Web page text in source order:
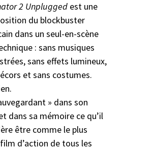
2 Unplugged est une
du blockbuster
dans un seul-en-scène
: sans musiques
sans effets lumineux,
et sans costumes.
» dans son
dans sa mémoire ce qu’il
être comme le plus
d’action de tous les